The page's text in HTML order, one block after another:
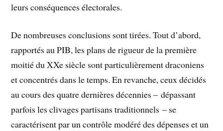
leurs conséquences électorales.
De nombreuses conclusions sont tirées. Tout d’abord,
rapportés au PIB, les plans de rigueur de la première
moitié du XXe siècle sont particulièrement draconiens
et concentrés dans le temps. En revanche, ceux décidés
au cours des quatre dernières décennies – dépassant
parfois les clivages partisans traditionnels – se
caractérisent par un contrôle modéré des dépenses et un